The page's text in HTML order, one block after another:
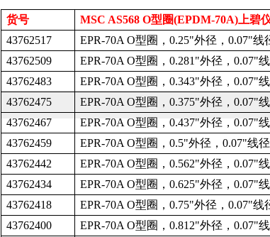
货号 MSC AS568 O型圈(EPDM-70A) 上碧
43762517
EPR-70A O型圈， 0.25"外径， 0.07"线
43762509
EPR-70A O型圈， 0.281"外径， 0.07"
43762483
EPR-70A O型圈， 0.343"外径， 0.07"
43762475
EPR-70A O型圈， 0.375"外径， 0.07"
43762467
EPR-70A O型圈， 0.437"外径， 0.07"
43762459
EPR-70A O型圈， 0.5"外径， 0.07"线径
43762442
EPR-70A O型圈， 0.562"外径， 0.07"
43762434
EPR-70A O型圈， 0.625"外径， 0.07"
43762418
EPR-70A O型圈， 0.75"外径， 0.07"线
43762400
EPR-70A O型圈， 0.812"外径， 0.07"